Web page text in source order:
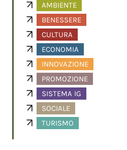
AMBIENTE
BENESSERE
CULTURA
ECONOMIA
INNOVAZIONE
PROMOZIONE
SISTEMA IG
SOCIALE
TURISMO